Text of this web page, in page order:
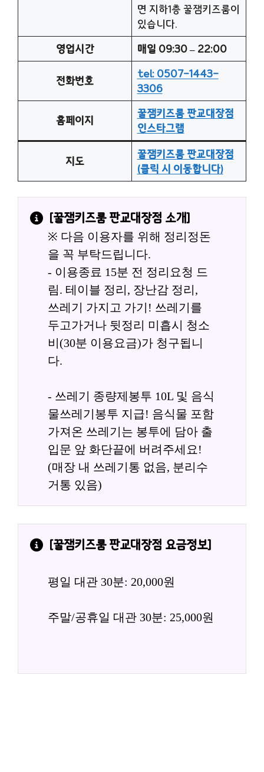
면 지하1층 꿀잼키즈룸이
있습니다.
영업시간
매일 09:30 – 22:00
전화번호
tel: 0507-1443-
3306
홈페이지
꿀잼키즈룸 판교대장점
인스타그램
지도
꿀잼키즈룸 판교대장점
(클릭 시 이동합니다)
[꿀잼키즈룸 판교대장점 소개]
※ 다음 이용자를 위해 정리정돈
을 꼭 부탁드립니다.
- 이용종료 15분 전 정리요청 드
림. 테이블 정리, 장난감 정리,
쓰레기 가지고 가기! 쓰레기를
두고가거나 뒷정리 미흡시 청소
비(30분 이용요금)가 청구됩니
다.
- 쓰레기 종량제봉투 10L 및 음식
물쓰레기봉투 지급! 음식물 포함
가져온 쓰레기는 봉투에 담아 출
입문 앞 화단끝에 버려주세요!
(매장 내 쓰레기통 없음, 분리수
거통 있음)
[꿀잼키즈룸 판교대장점 요금정보]
평일 대관 30분: 20,000원
주말/공휴일 대관 30분: 25,000원